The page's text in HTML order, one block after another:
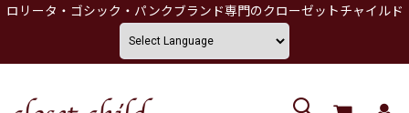
ロリータ・ゴシック・パンクブランド専門のクローゼットチャイルド